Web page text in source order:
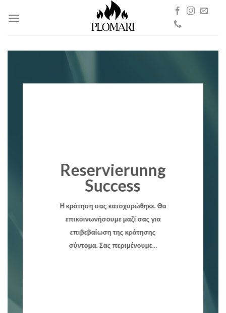
Inhalt
Reservierunng
Success
Η κράτηση σας κατοχυρώθηκε. Θα
επικοινωνήσουμε μαζί σας για
επιβεβαίωση της κράτησης
σύντομα. Σας περιμένουμε…